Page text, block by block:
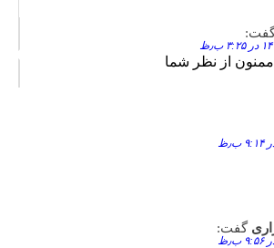
ب٫ظ
از نظر شما
گفت: